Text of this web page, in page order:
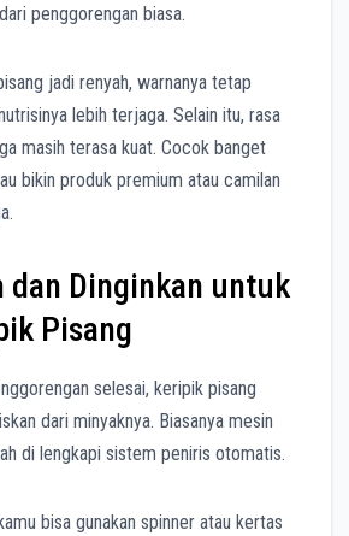
penggorengan biasa.
jadi renyah, warnanya tetap
lebih terjaga. Selain itu, rasa
masih terasa kuat. Cocok banget
bikin produk premium atau camilan
dan Dinginkan untuk
Pisang
selesai, keripik pisang
dari minyaknya. Biasanya mesin
di lengkapi sistem peniris otomatis.
bisa gunakan spinner atau kertas